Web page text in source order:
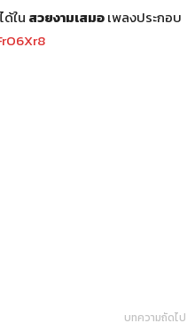
ได้ใน สวยงามเสมอเพลงประกอบ
บทความถัดไป